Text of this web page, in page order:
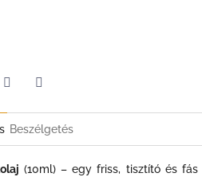
Beszélgetés
(10ml) – egy friss, tisztító és fás